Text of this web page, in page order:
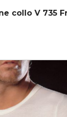
collo V 735